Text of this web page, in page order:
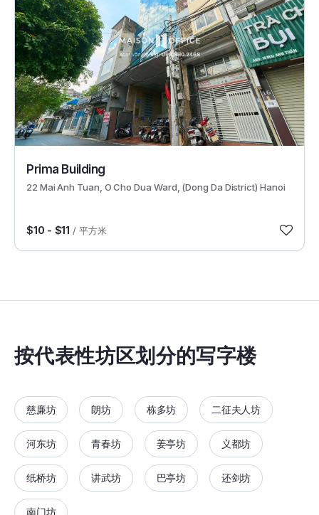
Prima Building
22 Mai Anh Tuan, O Cho Dua Ward, (Dong Da District) Hanoi
$10 - $11 / 平方米
按代表性坊区划分的写字楼
慈廉坊 朗坊 栋多坊 二征夫人坊
河东坊 青春坊 姜亭坊 义都坊
纸桥坊 讲武坊 巴亭坊 还剑坊
南门坊